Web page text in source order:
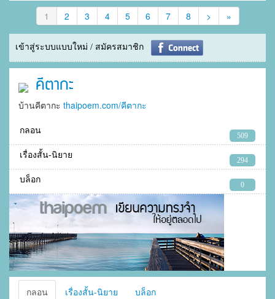
1 2 3 4 5 6 7 8 > »
เข้าสู่ระบบแบบใหม่ / สมัครสมาชิก
คีตากะ
บ้านคีตากะ thaipoem.com/คีตากะ
กลอน
509
เรื่องสั้น-นิยาย
294
บล็อก
0
กลอน เรื่องสั้น-นิยาย บล็อก